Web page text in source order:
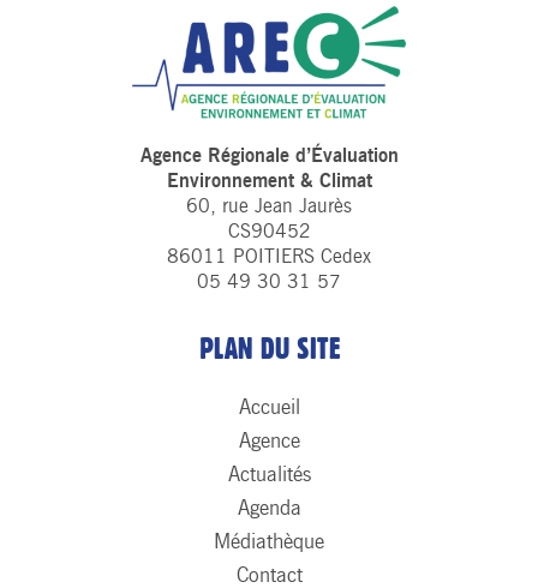
Agence Régionale d’Évaluation
Environnement & Climat
60, rue Jean Jaurès
CS90452
86011 POITIERS Cedex
05 49 30 31 57
PLAN DU SITE
Accueil
Agence
Actualités
Agenda
Médiathèque
Contact